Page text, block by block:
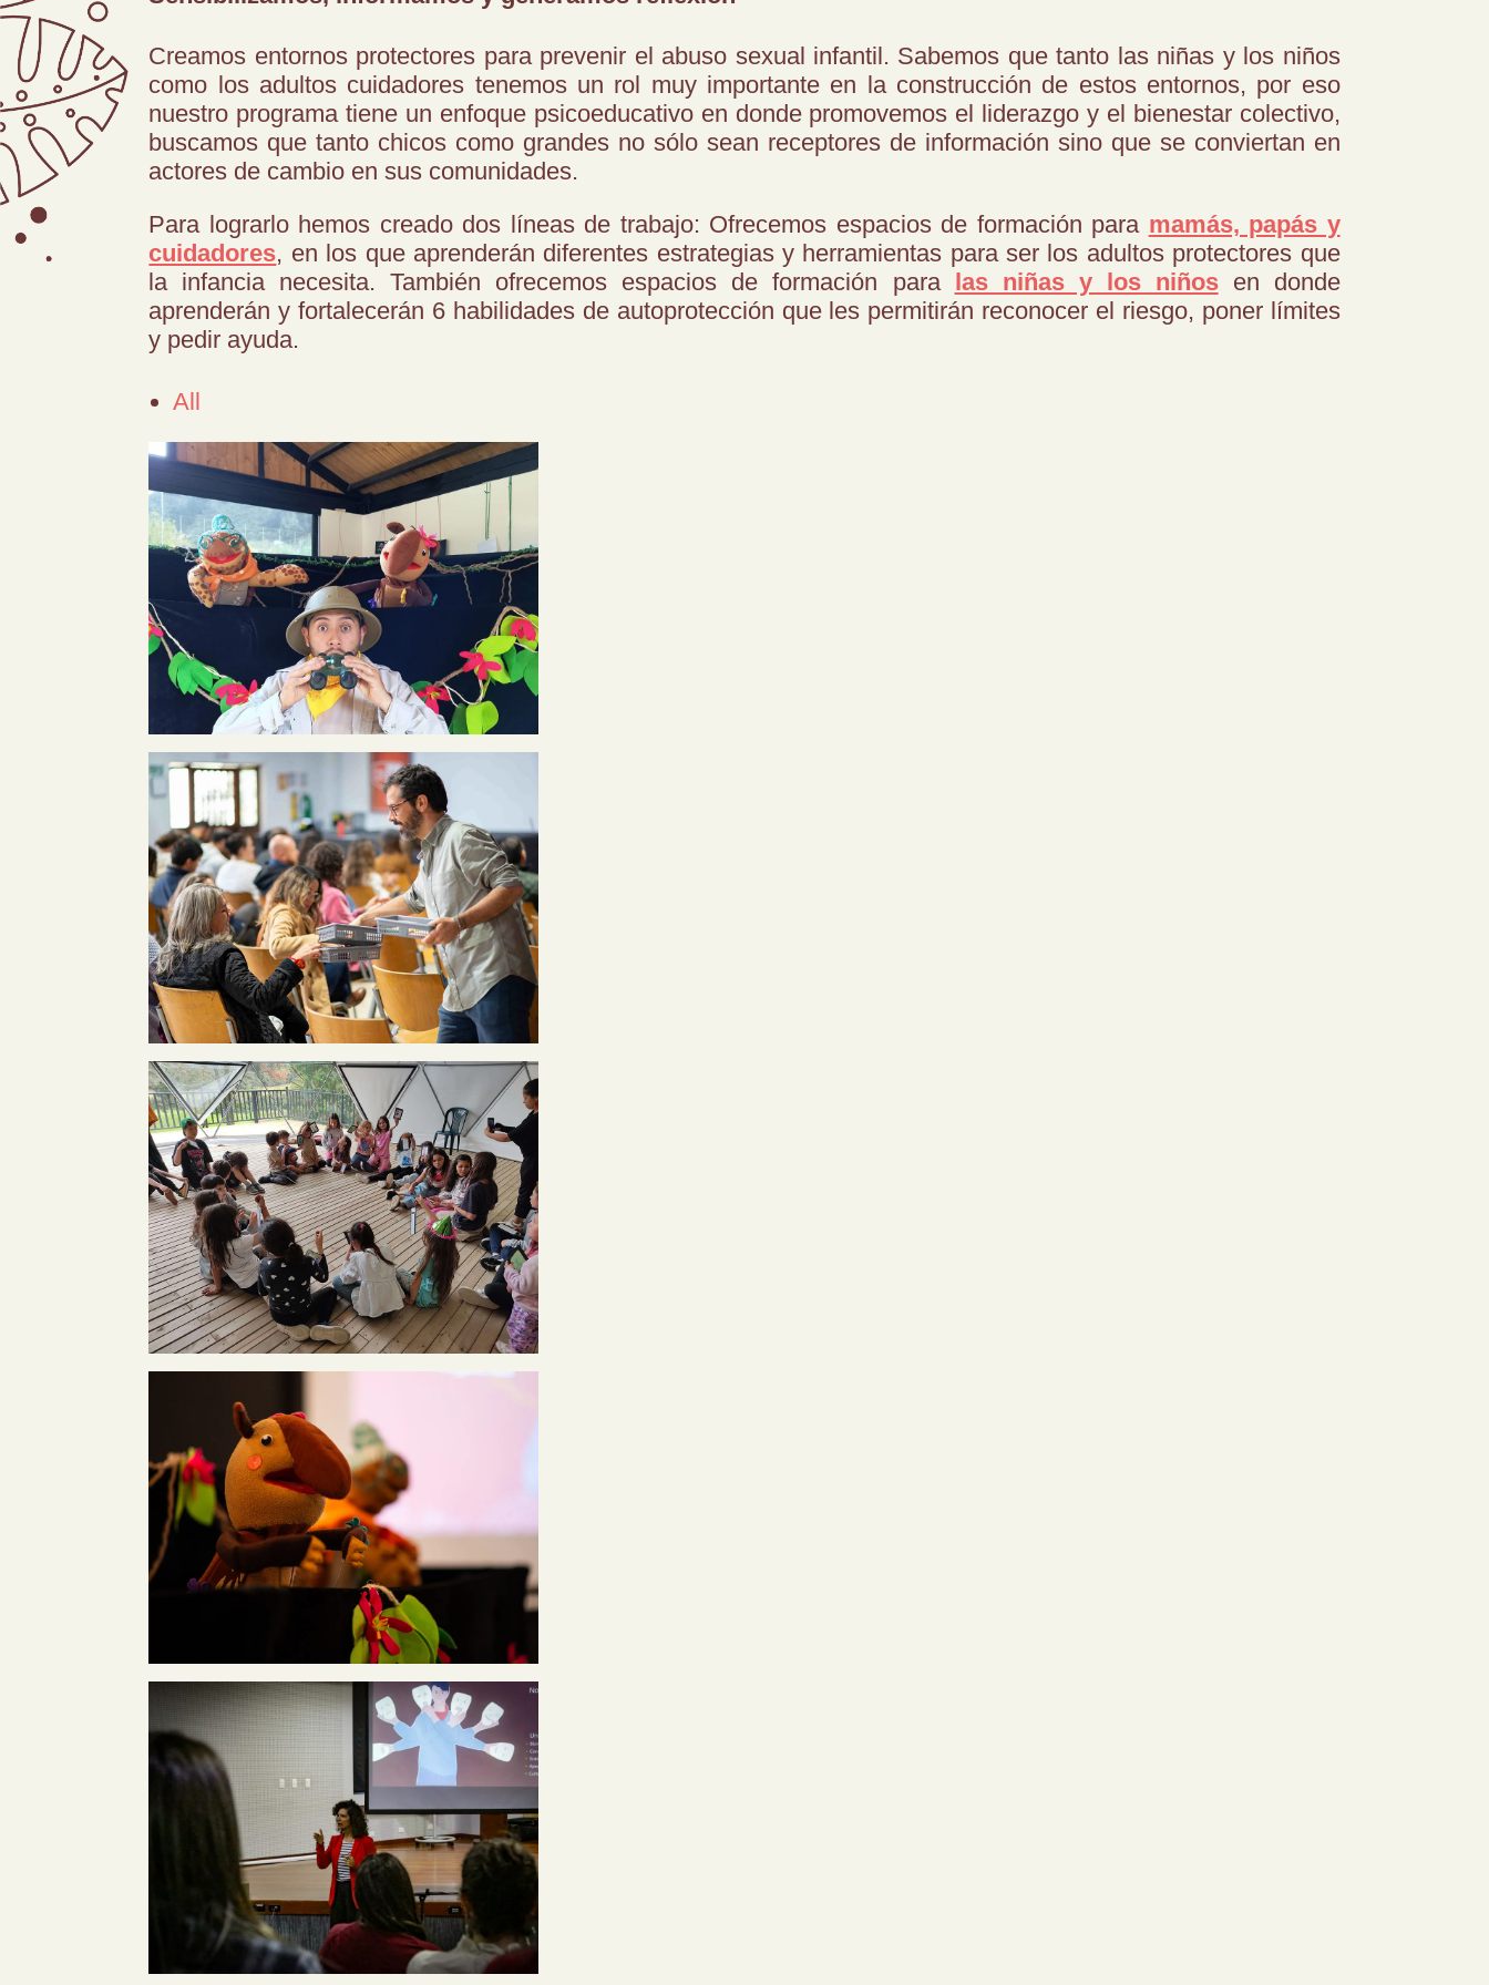
Creamos entornos protectores para prevenir el abuso sexual infantil. Sabemos que tanto las niñas y los niños
como los adultos cuidadores tenemos un rol muy importante en la construcción de estos entornos, por eso
nuestro programa tiene un enfoque psicoeducativo en donde promovemos el liderazgo y el bienestar colectivo,
buscamos que tanto chicos como grandes no sólo sean receptores de información sino que se conviertan en
actores de cambio en sus comunidades.
Para lograrlo hemos creado dos líneas de trabajo: Ofrecemos espacios de formación para mamás, papás y
cuidadores, en los que aprenderán diferentes estrategias y herramientas para ser los adultos protectores que
la infancia necesita. También ofrecemos espacios de formación para las niñas y los niñosen donde
aprenderán y fortalecerán 6 habilidades de autoprotección que les permitirán reconocer el riesgo, poner límites
y pedir ayuda.
All